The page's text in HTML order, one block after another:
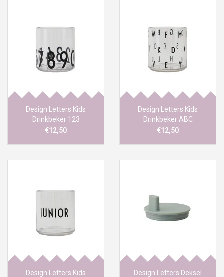
Design Letters Kids
Drinkbeker 123
€12,50
Design Letters Kids
Drinkbeker ABC
€12,50
Design Letters Kids
Design Letters Deksel